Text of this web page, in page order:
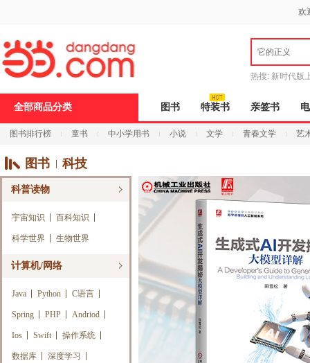
欢
它的正义
热搜: 新时代版
全部商品分类 图书 特装书 亲签书
图书排行榜 童书 中小学用书 小说 文学 青春文学 艺
图书 科技
科普读物
宇宙知识 百科知识
科学世界 生物世界
计算机/网络
Java Python C语言
Spring PHP Andriod
Ios Swift 操作系统
数据库 深度学习
打
开
无
障
页
Ctrl
加
波